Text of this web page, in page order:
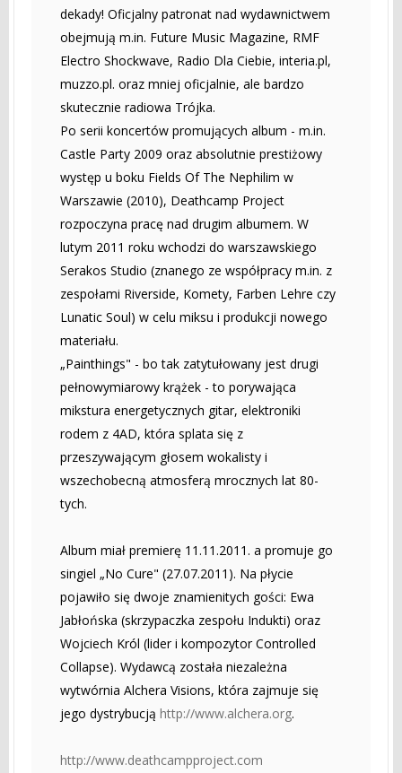
dekady! Oficjalny patronat nad wydawnictwem
obejmują m.in. Future Music Magazine, RMF
Electro Shockwave, Radio Dla Ciebie, interia.pl,
muzzo.pl. oraz mniej oficjalnie, ale bardzo
skutecznie radiowa Trójka.
Po serii koncertów promujących album - m.in.
Castle Party 2009 oraz absolutnie prestiżowy
występ u boku Fields Of The Nephilim w
Warszawie (2010), Deathcamp Project
rozpoczyna pracę nad drugim albumem. W
lutym 2011 roku wchodzi do warszawskiego
Serakos Studio (znanego ze współpracy m.in. z
zespołami Riverside, Komety, Farben Lehre czy
Lunatic Soul) w celu miksu i produkcji nowego
materiału.
„Painthings" - bo tak zatytułowany jest drugi
pełnowymiarowy krążek - to porywająca
mikstura energetycznych gitar, elektroniki
rodem z 4AD, która splata się z
przeszywającym głosem wokalisty i
wszechobecną atmosferą mrocznych lat 80-
tych.
Album miał premierę 11.11.2011. a promuje go
singiel „No Cure" (27.07.2011). Na płycie
pojawiło się dwoje znamienitych gości: Ewa
Jabłońska (skrzypaczka zespołu Indukti) oraz
Wojciech Król (lider i kompozytor Controlled
Collapse). Wydawcą została niezależna
wytwórnia Alchera Visions, która zajmuje się
jego dystrybucją http://www.alchera.org.
http://www.deathcampproject.com